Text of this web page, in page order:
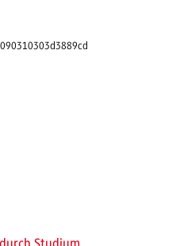
Studium